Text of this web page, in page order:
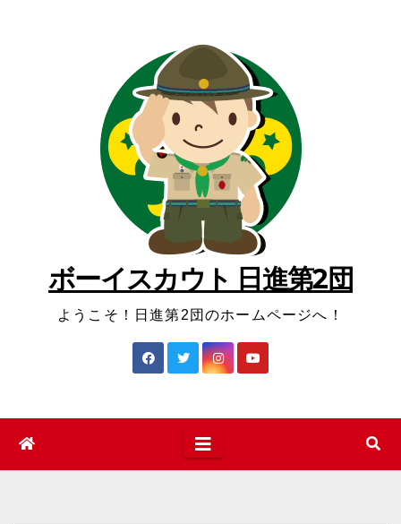
ボーイスカウト 日進第2団
ようこそ！日進第2団のホームページへ！